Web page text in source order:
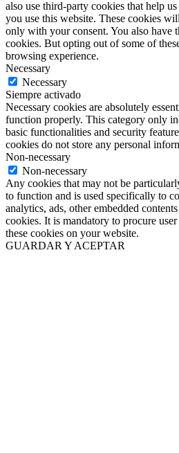
also use third-party cookies that help
you use this website. These cookies
only with your consent. You also have
cookies. But opting out of some of
browsing experience.
Necessary
Necessary
Siempre activado
Necessary cookies are absolutely
function properly. This category only
basic functionalities and security
cookies do not store any personal
Non-necessary
Non-necessary
Any cookies that may not be
to function and is used specifically to
analytics, ads, other embedded
cookies. It is mandatory to procure
these cookies on your website.
GUARDAR Y ACEPTAR